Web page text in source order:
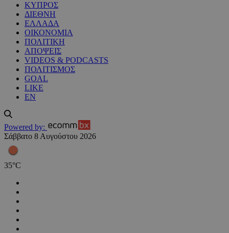
ΚΥΠΡΟΣ
ΔΙΕΘΝΗ
ΕΛΛΑΔΑ
ΟΙΚΟΝΟΜΙΑ
ΠΟΛΙΤΙΚΗ
ΑΠΟΨΕΙΣ
VIDEOS & PODCASTS
ΠΟΛΙΤΙΣΜΟΣ
GOAL
LIKE
EN
Powered by:
Σάββατο 8 Αυγούστου 2026
35°C